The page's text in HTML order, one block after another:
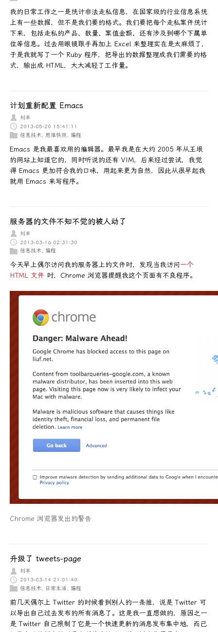
我的日常工作之一是统计非法走私信息，在国家级的行业信息系统
上有一些数据，但不是我们要的格式。我们要把每个走私案件统计
下来，包括走私的产品、数量、案值金额、还有涉及到哪个下属单
位等信息。过去用眼镜跟手再加上 Excel 来整理实在是太麻烦了，
于是我就写了一个 Ruby 程序，把导出的数据整理成我们需要的格
式，输出成 HTML，大大减轻了工作量。
计划重新配置 Emacs
刘丰
2013-05-20 15:41:11
信息技术
思维快照 编程
Emacs 是我最喜欢用的编辑器。最早我是在大约 2005 年从王垠
的网站上知道它的，同时听说的还有 VIM，后来经过尝试，我觉
得 Emacs 更加符合我的口味，用起来更为自然，因此从很早起我
就用 Emacs 来写程序。
服务器的文件不知不觉的被人动了
刘丰
2013-03-16 02:31:30
信息技术, 编程
今天早上偶尔访问我的服务器上的文件时，发现当我访问一个
HTML 文件 时，Chrome 浏览器提醒我这个页面有不良程序。
Chrome 浏览器发出的警告
升级了 tweets-page
刘丰
2013-03-14 21:01:40
信息技术, 日常生活, 编程
前几天偶尔上 Twitter 的时候看到别人的一条推，说是 Twitter 可
以导出自己过去发布的所有消息了。这是我一直想做的，原因之一
是 Twitter 自己限制了它是一个快速更新的消息发布集中地，而已